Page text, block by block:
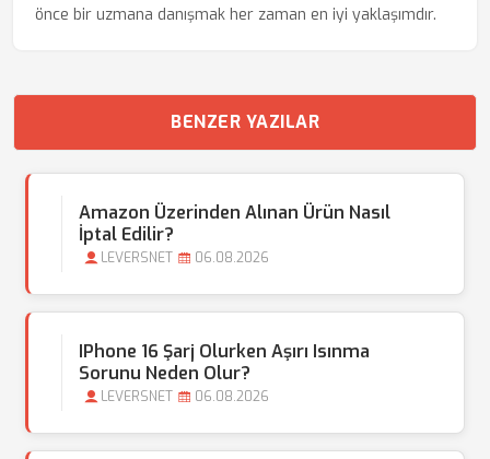
önce bir uzmana danışmak her zaman en iyi yaklaşımdır.
BENZER YAZILAR
Amazon Üzerinden Alınan Ürün Nasıl
İptal Edilir?
LEVERSNET 06.08.2026
IPhone 16 Şarj Olurken Aşırı Isınma
Sorunu Neden Olur?
LEVERSNET 06.08.2026